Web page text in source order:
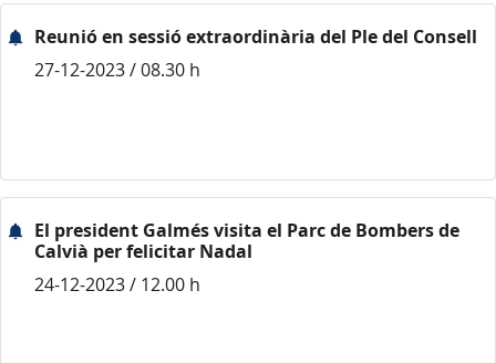
Reunió en sessió extraordinària del Ple del Consell
27-12-2023 / 08.30 h
El president Galmés visita el Parc de Bombers de
Calvià per felicitar Nadal
24-12-2023 / 12.00 h